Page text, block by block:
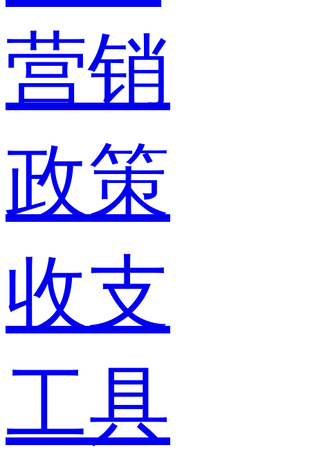
营销
政策
收支
工具